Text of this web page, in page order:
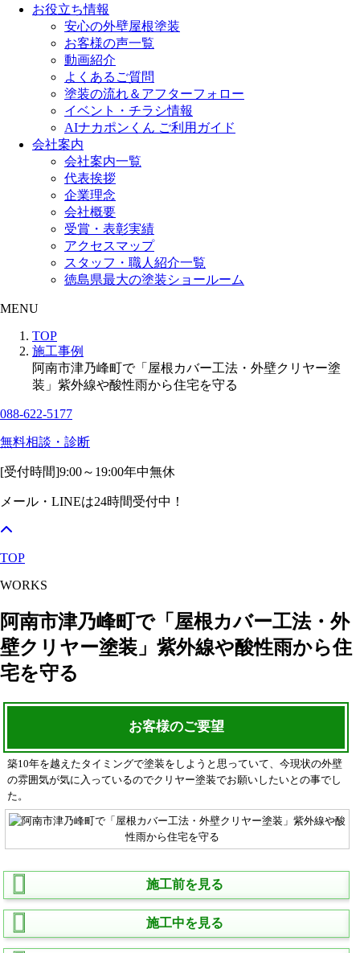
お役立ち情報
安心の外壁屋根塗装
お客様の声一覧
動画紹介
よくあるご質問
塗装の流れ＆アフターフォロー
イベント・チラシ情報
AIナカポンくん ご利用ガイド
会社案内
会社案内一覧
代表挨拶
企業理念
会社概要
受賞・表彰実績
アクセスマップ
スタッフ・職人紹介一覧
徳島県最大の塗装ショールーム
MENU
TOP
施工事例
阿南市津乃峰町で「屋根カバー工法・外壁クリヤー塗
装」紫外線や酸性雨から住宅を守る
088-622-5177
無料相談・診断
[受付時間]9:00～19:00年中無休
メール・LINEは24時間受付中！
TOP
WORKS
阿南市津乃峰町で「屋根カバー工法・外
壁クリヤー塗装」紫外線や酸性雨から住
宅を守る
お客様のご要望
築10年を越えたタイミングで塗装をしようと思っていて、今現状の外壁
の雰囲気が気に入っているのでクリヤー塗装でお願いしたいとの事でし
た。
施工前を見る
施工中を見る